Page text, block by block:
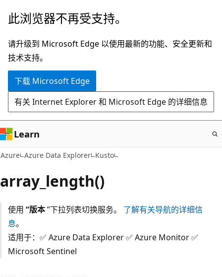
跳
主
要
内
此浏览器不再受支持。
请升级到 Microsoft Edge 以使用最新的功能、安全更新和
技术支持。
下载 Microsoft Edge
有关 Internet Explorer 和 Microsoft Edge 的详细信息
Learn
Azure Azure Data Explorer Kusto
array_length()
使用 “版本”下拉列表切换服务。 了解有关导航的详细信
息。
适用于：✅ Azure Data Explorer ✅ Azure Monitor ✅
Microsoft Sentinel